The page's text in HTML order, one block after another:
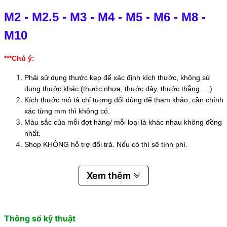
M2 - M2.5 - M3 - M4 - M5 - M6 - M8 -
M10
***Chú ý:
Phải sử dụng thước kẹp để xác định kích thước, không sử
dụng thước khác (thước nhựa, thước dây, thước thẳng.....)
Kích thước mô tả chỉ tương đối dùng để tham khảo, cần chính
xác từng mm thì không có.
Màu sắc của mỗi đợt hàng/ mỗi loại là khác nhau không đồng
nhất.
Shop KHÔNG hỗ trợ đổi trả. Nếu có thì sẽ tính phí.
Xem thêm
Thông số kỹ thuật